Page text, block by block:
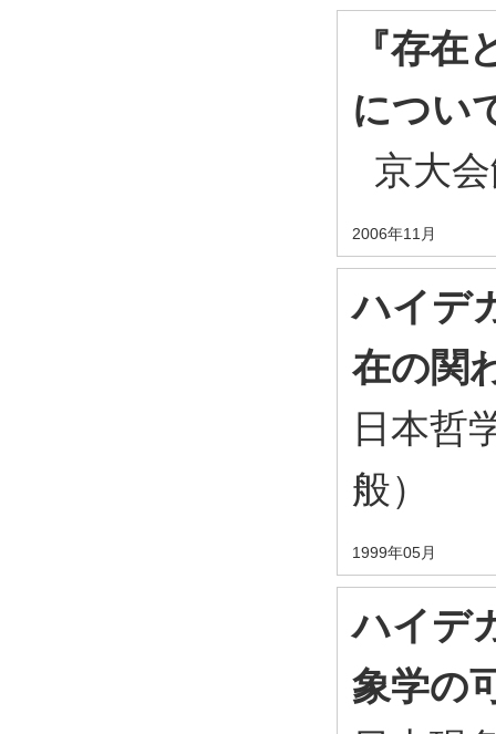
『存
につい
京大
2006年11月
ハイデ
在の関
日本哲
般）
1999年05月
ハイデ
象学の